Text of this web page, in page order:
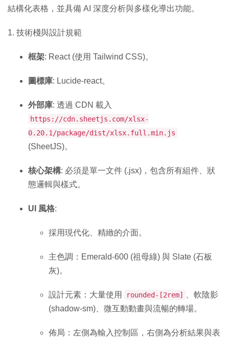
結構化表格，並具備 AI 深度分析與多樣化導出功能。
1. 技術棧與設計規範
框架: React (使用 Tailwind CSS)。
圖標庫: Lucide-react。
外部庫
https://cdn.sheetjs.com/xlsx-
0.20.1/package/dist/xlsx.full.min.js
(SheetJS)。
核心架構: 必須是單一文件 (.jsx)，包含所有組件、狀
態邏輯與樣式。
UI 風格:
採用現代化、精緻的介面。
主色調：Emerald-600 (祖母綠) 與 Slate (石板
灰)。
設計元素：大量使用 rounded-[2rem]
、軟陰影
(shadow-sm)、微互動動畫與流暢的轉場。
佈局：左側為輸入控制區，右側為分析結果與表